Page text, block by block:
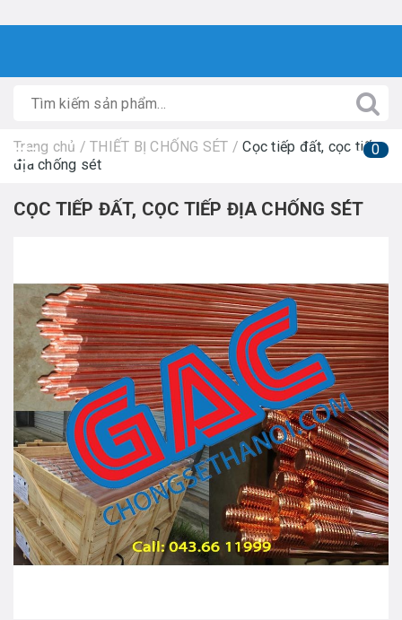
0
Trang chủ / THIẾT BỊ CHỐNG SÉT /Cọc tiếp đất, cọc tiếp
địa chống sét
CỌC TIẾP ĐẤT, CỌC TIẾP ĐỊA CHỐNG SÉT